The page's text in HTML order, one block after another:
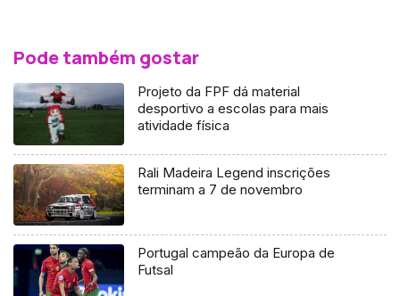
Pode também gostar
Projeto da FPF dá material
desportivo a escolas para mais
atividade física
Rali Madeira Legend inscrições
terminam a 7 de novembro
Portugal campeão da Europa de
Futsal